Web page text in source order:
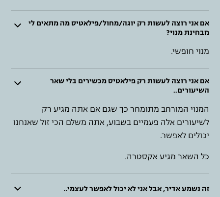
אם אני רוצה לעשות רק יוגה/מחול/פילאטיס מה מתאים לי
מבחינת מנוי?
מנוי חופשי.
אם אני רוצה לעשות רק פילאטיס מכשירים בלי שאר
השיעורים..
המנוי המורחב מתומחר כך שגם אם אתה מגיע רק
לשיעורים אלה פעמיים בשבוע, אתה משלם הכי זול שאנחנו
יכולים לאפשר.
כל השאר מגיע אקסטרה.
זה נשמע אדיר, אבל אני לא יכול לאפשר לעצמי..